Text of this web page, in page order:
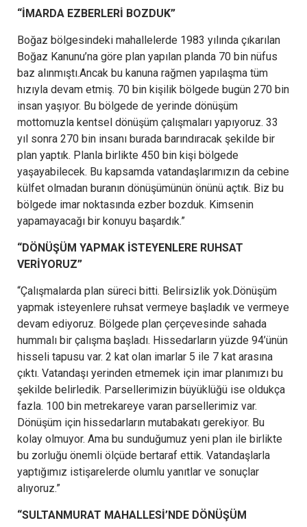
“İMARDA EZBERLERİ BOZDUK”
Boğaz bölgesindeki mahallelerde 1983 yılında çıkarılan
Boğaz Kanunu’na göre plan yapılan planda 70 bin nüfus
baz alınmıştı.Ancak bu kanuna rağmen yapılaşma tüm
hızıyla devam etmiş. 70 bin kişilik bölgede bugün 270 bin
insan yaşıyor. Bu bölgede de yerinde dönüşüm
mottomuzla kentsel dönüşüm çalışmaları yapıyoruz. 33
yıl sonra 270 bin insanı burada barındıracak şekilde bir
plan yaptık. Planla birlikte 450 bin kişi bölgede
yaşayabilecek. Bu kapsamda vatandaşlarımızın da cebine
külfet olmadan buranın dönüşümünün önünü açtık. Biz bu
bölgede imar noktasında ezber bozduk. Kimsenin
yapamayacağı bir konuyu başardık.”
“DÖNÜŞÜM YAPMAK İSTEYENLERE RUHSAT
VERİYORUZ”
“Çalışmalarda plan süreci bitti. Belirsizlik yok.Dönüşüm
yapmak isteyenlere ruhsat vermeye başladık ve vermeye
devam ediyoruz. Bölgede plan çerçevesinde sahada
hummalı bir çalışma başladı. Hissedarların yüzde 94’ünün
hisseli tapusu var. 2 kat olan imarlar 5 ile 7 kat arasına
çıktı. Vatandaşı yerinden etmemek için imar planımızı bu
şekilde belirledik. Parsellerimizin büyüklüğü ise oldukça
fazla. 100 bin metrekareye varan parsellerimiz var.
Dönüşüm için hissedarların mutabakatı gerekiyor. Bu
kolay olmuyor. Ama bu sunduğumuz yeni plan ile birlikte
bu zorluğu önemli ölçüde bertaraf ettik. Vatandaşlarla
yaptığımız istişarelerde olumlu yanıtlar ve sonuçlar
alıyoruz.”
“SULTANMURAT MAHALLESİ’NDE DÖNÜŞÜM